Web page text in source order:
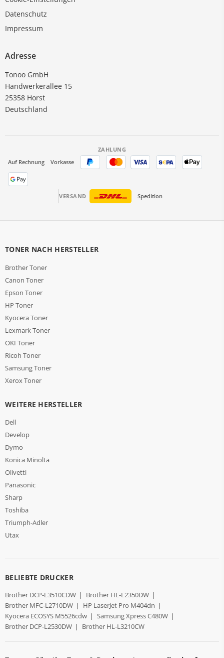
Datenschutz
Impressum
Adresse
Tonoo GmbH
Handwerkerallee 15
25358 Horst
Deutschland
ZAHLUNG
Auf Rechnung
Vorkasse
VERSAND Spedition
TONER NACH HERSTELLER
Brother Toner
Canon Toner
Epson Toner
HP Toner
Kyocera Toner
Lexmark Toner
OKI Toner
Ricoh Toner
Samsung Toner
Xerox Toner
WEITERE HERSTELLER
Dell
Develop
Dymo
Konica Minolta
Olivetti
Panasonic
Sharp
Toshiba
Triumph-Adler
Utax
BELIEBTE DRUCKER
Brother DCP-L3510CDW | Brother HL-L2350DW |
Brother MFC-L2710DW | HP LaserJet Pro M404dn |
Kyocera ECOSYS M5526cdw | Samsung Xpress C480W |
Brother DCP-L2530DW | Brother HL-L3210CW